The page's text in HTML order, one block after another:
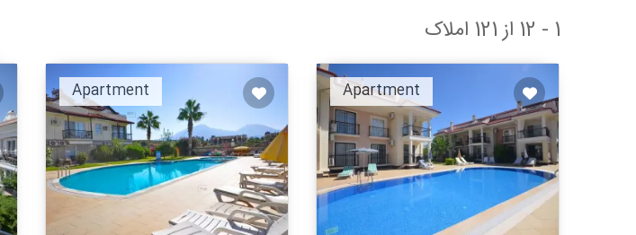
1 - 12 از 121 املاک
Apartment
Apartment